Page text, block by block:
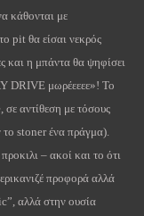
κάθονται με
pit θα είσαι νεκρός
και η μπάντα θα ψηφίσει
DRIVE μωρέεεεε»! Το
, σε αντίθεση με τόσους
το stoner ένα πράγμα).
– ακοί και το ότι
προφορά αλλά
”, αλλά στην ουσία